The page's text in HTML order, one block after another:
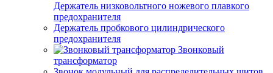
Держатель низковольтного ножевого плавкого
предохранителя
Держатель пробкового цилиндрического
предохранителя
Звонковый
трансформатор